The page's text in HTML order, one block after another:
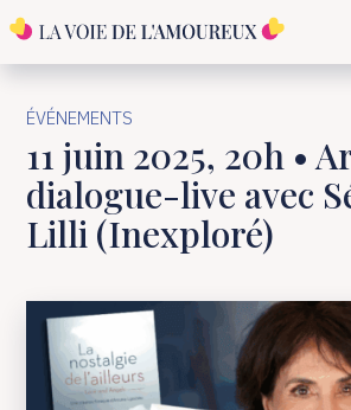
ÉVÉNEMENTS
11 juin 2025, 20h •
dialogue-live avec
Lilli (Inexploré)